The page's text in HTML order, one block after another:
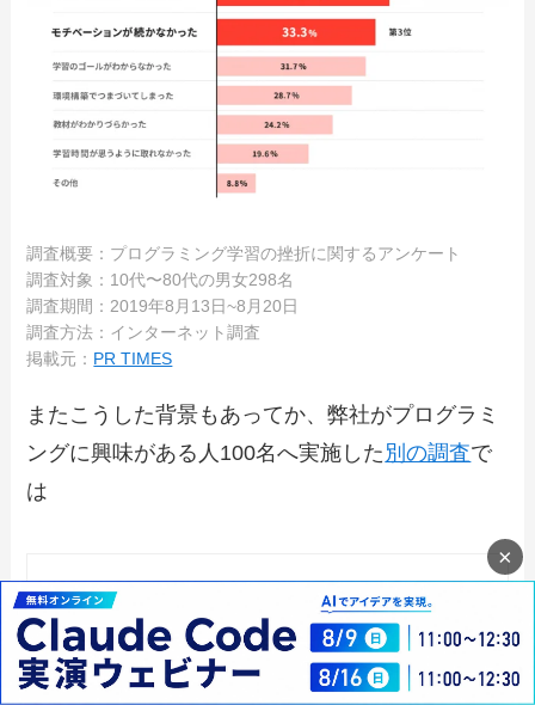
調査概要：プログラミング学習の挫折に関するアンケート
調査対象：10代〜80代の男女298名
調査期間：2019年8月13日~8月20日
調査方法：インターネット調査
掲載元： PR TIMES
またこうした背景もあってか、弊社がプログラミ
ングに興味がある人100名へ実施した 別の調査で
は
確実にスキルを身につけられると思ったか
ら
独学では不安がある
効率よく学べそう
×